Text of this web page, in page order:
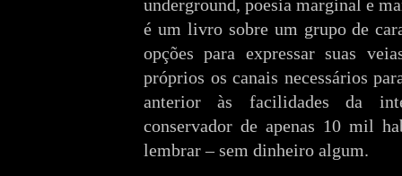
underground, poesia marginal e
é um livro sobre um grupo de
opções para expressar suas
próprios os canais necessários
anterior às facilidades da
conservador de apenas 10 mil
lembrar – sem dinheiro algum.